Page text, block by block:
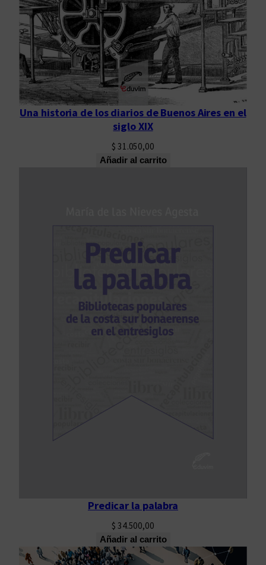
Una historia de los diarios de Buenos Aires en el
siglo XIX
$ 31.050,00
Añadir al carrito
Predicar la palabra
$ 34.500,00
Añadir al carrito